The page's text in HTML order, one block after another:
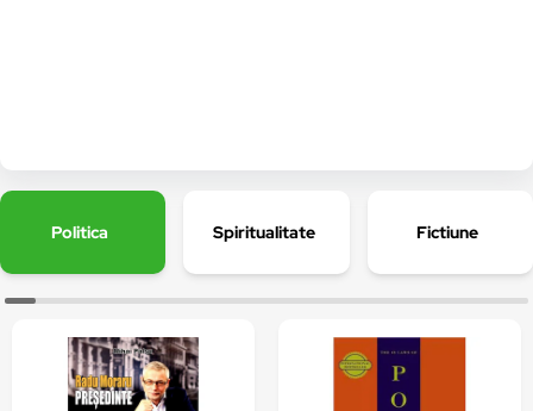
Politica Spiritualitate Fictiune